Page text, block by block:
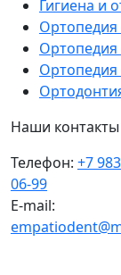
Гигиена и
Ортопедия
Ортопедия
Наши контакты
Телефон: +7
06-99
E-mail: